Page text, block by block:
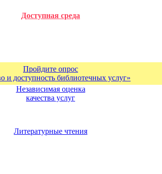
Доступная среда
Пройдите опрос
и доступность библиотечных услуг»
Независимая оценка
качества услуг
Литературные чтения